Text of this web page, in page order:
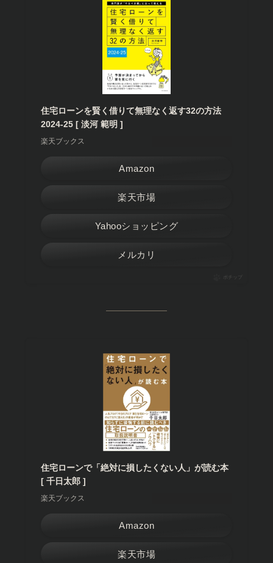
住宅ローンを賢く借りて無理なく返す32の方法
2024-25 [ 淡河 範明 ]
楽天ブックス
Amazon
楽天市場
Yahooショッピング
メルカリ
ポチップ
住宅ローンで「絶対に損したくない人」が読む本
[ 千日太郎 ]
楽天ブックス
Amazon
楽天市場